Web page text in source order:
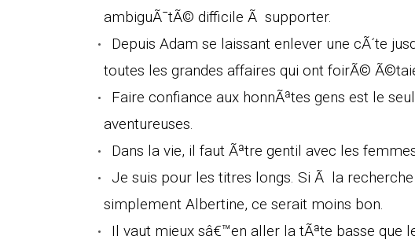
ambiguÃ¯tÃ© difficile Ã supporter.
Depuis Adam se laissant enlever une cÃ´te
toutes les grandes affaires qui ont foirÃ©
Faire confiance aux honnÃªtes gens est le
aventureuses.
Dans la vie, il faut Ãªtre gentil avec les
Je suis pour les titres longs. Si Ã la
simplement Albertine, ce serait moins bon.
Il vaut mieux sâ€™en aller la tÃªte basse que